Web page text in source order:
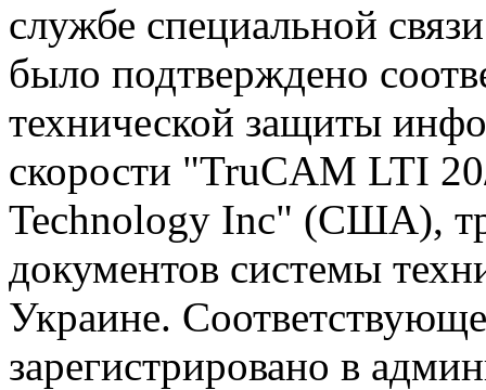
службе специальной
было подтверждено
технической защиты
скорости "TruCAM LTI
Technology Inc" (США),
документов системы
Украине.
зарегистрировано в